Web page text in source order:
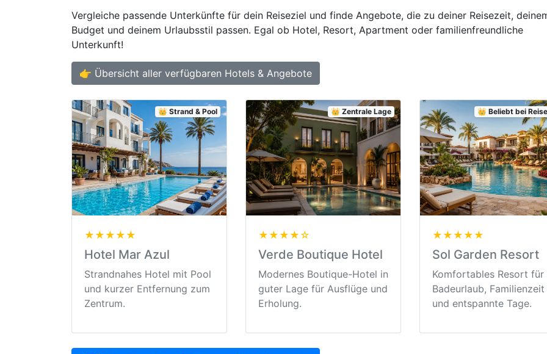
Vergleiche passende Unterkünfte für dein Reiseziel und finde Angebote, die zu deiner Reisezeit,
Budget und deinem Urlaubsstil passen. Egal ob Hotel, Resort, Apartment oder familienfreundliche
Unterkunft!
👉 Übersicht aller verfügbaren Hotels & Angebote
👑 Strand & Pool
★★★★★
Hotel Mar Azul
Strandnahes Hotel mit Pool
und kurzer Entfernung zum
Zentrum.
👑 Zentrale Lage
★★★★☆
Verde Boutique Hotel
Modernes Boutique-Hotel in
guter Lage für Ausflüge und
Erholung.
👑 Beliebt bei
★★★★★
Sol Garden Resort
Komfortables Resort für
Badeurlaub, Familienzeit
und entspannte Tage.